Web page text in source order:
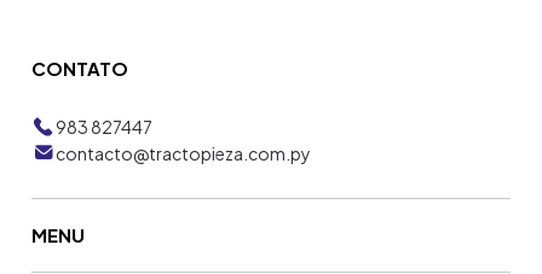
CONTATO
983 827447
contacto@tractopieza.com.py
MENU